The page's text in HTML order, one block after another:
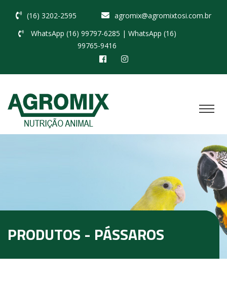
(16) 3202-2595
agromix@agromixtosi.com.br
WhatsApp (16) 99797-6285 | WhatsApp (16)
99765-9416
PRODUTOS - PÁSSAROS